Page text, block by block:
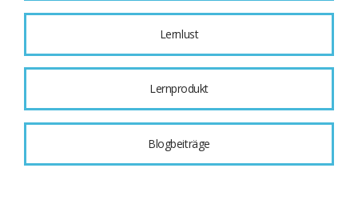
Lernlust
Lernprodukt
Blogbeiträge